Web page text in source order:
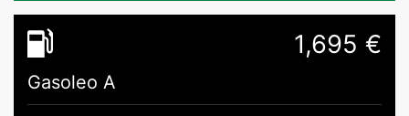
1,695 €
Gasoleo A